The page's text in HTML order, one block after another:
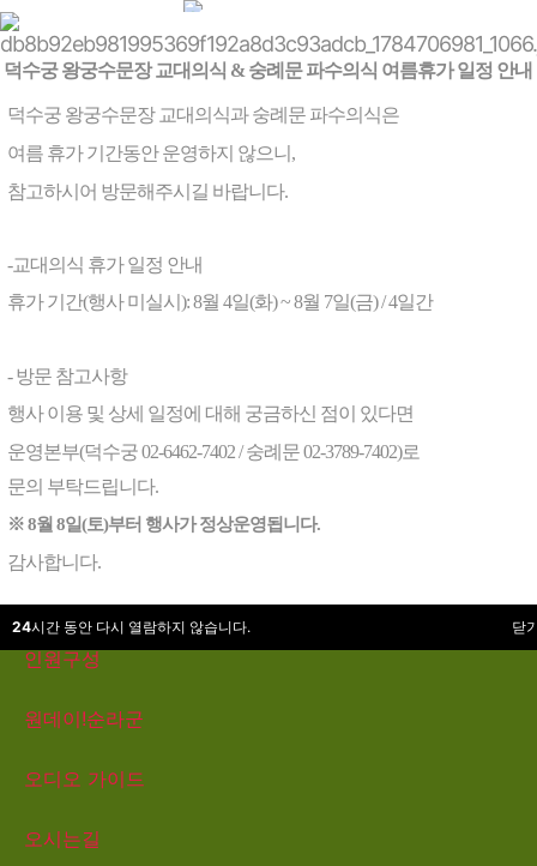
서울왕궁수문장
서울 왕궁수문장 교대의식
행사 소개
행사 절차 및 일정
부대행사
오시는길
숭례문 파수의식
행사 소개
행사 절차 및 일정
인원구성
원데이!순라군
오디오 가이드
오시는길
덕수궁 왕궁수문장 교대의식 & 숭례문 파수의식 여름휴가 일정 안내
덕수궁 왕궁수문장 교대의식과 숭례문 파수의식은
여름 휴가 기간동안운영하지 않으니,
참고하시어 방문해주시길 바랍니다.
-교대의식 휴가 일정 안내
휴가 기간(행사 미실시): 8월 4일(화) ~ 8월 7일(금) / 4일간
- 방문 참고사항
행사 이용 및 상세 일정에 대해 궁금하신 점이 있다면
운영본부(덕수궁 02-6462-7402 /숭례문 02-3789-7402)로
문의 부탁드립니다.
※8월 8일(토)부터 행사가 정상운영됩니다.
감사합니다.
24시간 동안 다시 열람하지 않습니다. 닫
KOR
영상보기
[2026.08.1] 행사 취소안내